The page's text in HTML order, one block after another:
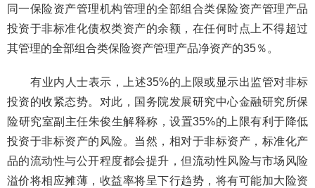
同一保险资产管理机构管理的全部组合类保险资产管理产品
投资于非标准化债权类资产的余额，在任何时点上不得超过
其管理的全部组合类保险资产管理产品净资产的35％。
有业内人士表示，上述35%的上限或显示出监管对非标
投资的收紧态势。对此，国务院发展研究中心金融研究所保
险研究室副主任朱俊生解释称，设置35%的上限有利于降低
投资于非标资产的风险。当然，相对于非标资产，标准化产
品的流动性与公开程度都会提升，但流动性风险与市场风险
溢价将相应摊薄，收益率将呈下行趋势，将有可能加大险资